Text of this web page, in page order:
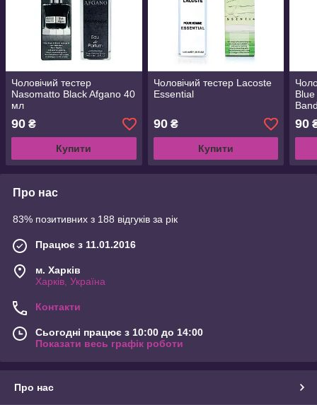
Чоловічий тестер
Nasomatto Black Afgano 40
мл
90 ₴
Купити
Чоловічий тестер Lacoste
Essential
90₴
Купити
90
Про нас
83% позитивних з 188 відгуків за рік
Працює з 11.01.2016
м. Харків
Харків, Україна
Контакти
Сьогодні працює з 10:00 до 14:00
Показати весь графік роботи
Про нас